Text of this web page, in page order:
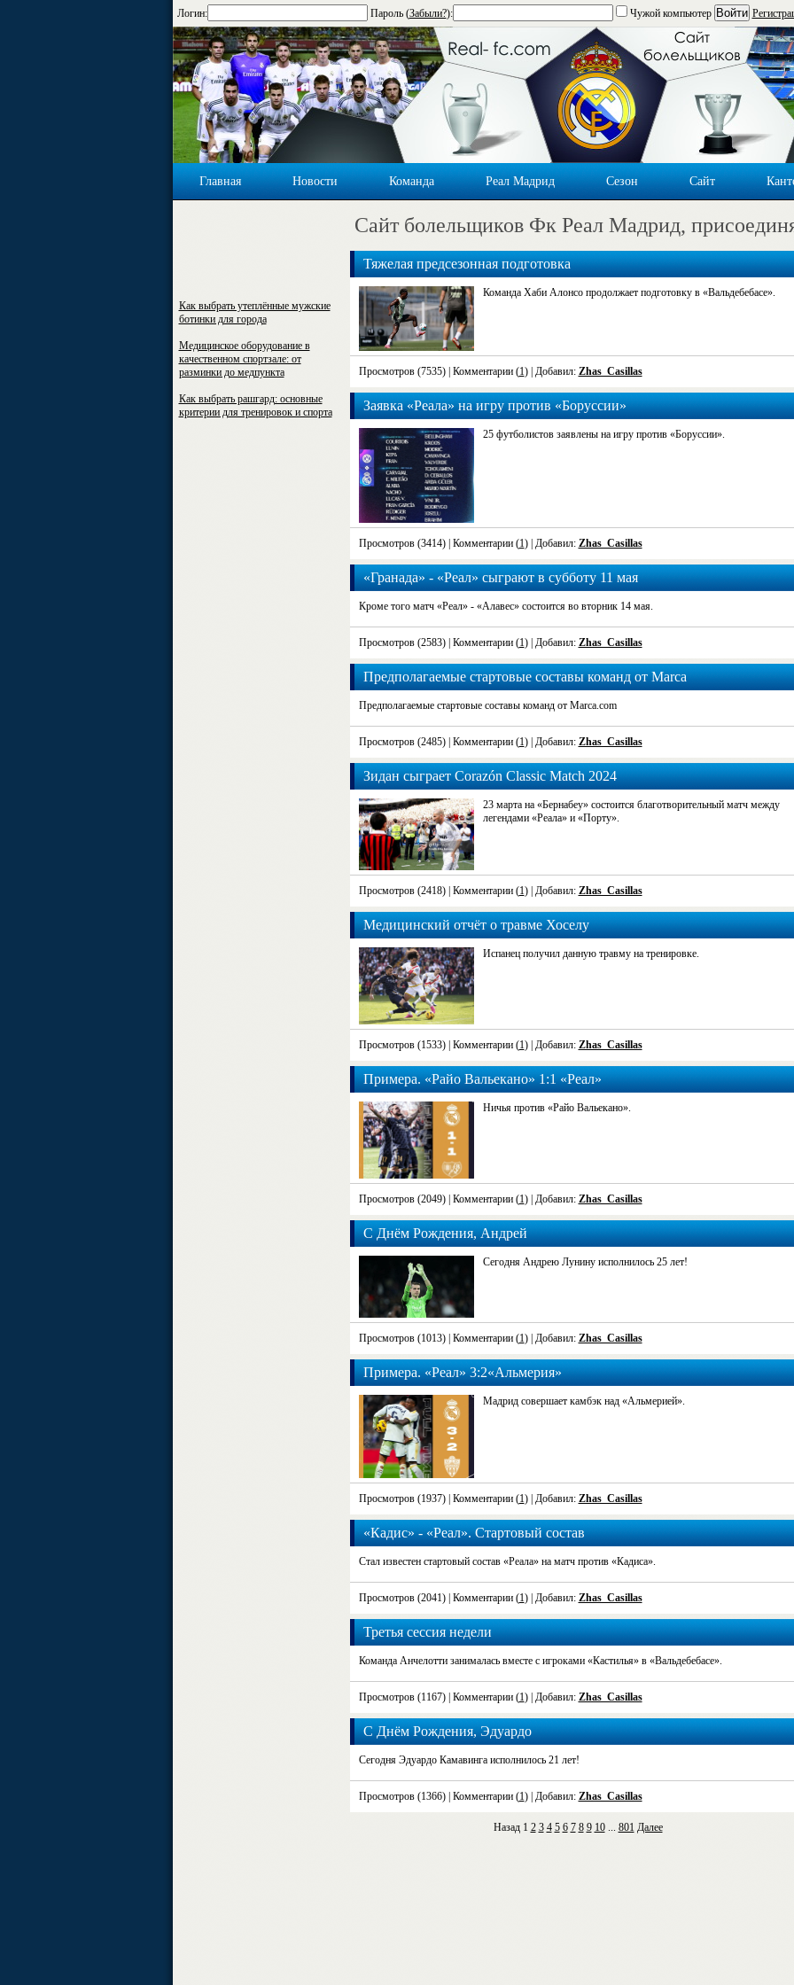
Логин: Пароль (Забыли?): Чужой компьютер Войти
Главная Новости Команда Реал Мадрид Сезон Сайт
Cайт болельщиков Фк Реал Мадрид,
Как выбрать утеплённые мужские
ботинки для города
Медицинское оборудование в
качественном спортзале: от
разминки до медпункта
Как выбрать рашгард: основные
критерии для тренировок и спорта
Тяжелая предсезонная подготовка
Команда Хаби Алонсо продолжает подготовку в «Вальдебебасе».
Просмотров (7535) | Комментарии (1) | Добавил: Zhas_Casillas
Заявка «Реала» на игру против «Боруссии»
25 футболистов заявлены на игру против «Боруссии».
Просмотров (3414) | Комментарии (1) | Добавил: Zhas_Casillas
«Гранада» - «Реал» сыграют в субботу 11 мая
Кроме того матч «Реал» - «Алавес» состоится во вторник 14 мая.
Просмотров (2583) | Комментарии (1) | Добавил: Zhas_Casillas
Предполагаемые стартовые составы команд от Marca
Предполагаемые стартовые составы команд от Marca.com
Просмотров (2485) | Комментарии (1) | Добавил: Zhas_Casillas
Зидан сыграет Corazón Classic Match 2024
23 марта на «Бернабеу» состоится благотворительный матч между
легендами «Реала» и «Порту».
Просмотров (2418) | Комментарии (1) | Добавил: Zhas_Casillas
Медицинский отчёт о травме Хоселу
Испанец получил данную травму на тренировке.
Просмотров (1533) | Комментарии (1) | Добавил: Zhas_Casillas
Примера. «Райо Вальекано» 1:1 «Реал»
Ничья против «Райо Вальекано».
Просмотров (2049) | Комментарии (1) | Добавил: Zhas_Casillas
С Днём Рождения, Андрей
Сегодня Андрею Лунину исполнилось 25 лет!
Просмотров (1013) | Комментарии (1) | Добавил: Zhas_Casillas
Примера. «Реал» 3:2«Альмерия»
Мадрид совершает камбэк над «Альмерией».
Просмотров (1937) | Комментарии (1) | Добавил: Zhas_Casillas
«Кадис» - «Реал». Стартовый состав
Стал известен стартовый состав «Реала» на матч против «Кадиса».
Просмотров (2041) | Комментарии (1) | Добавил: Zhas_Casillas
Третья сессия недели
Команда Анчелотти занималась вместе с игроками «Кастилья» в «Вальдебебасе».
Просмотров (1167) | Комментарии (1) | Добавил: Zhas_Casillas
С Днём Рождения, Эдуардо
Сегодня Эдуардо Камавинга исполнилось 21 лет!
Просмотров (1366) | Комментарии (1) | Добавил: Zhas_Casillas
Назад 1 2 3 4 5 6 7 8 9 10 ... 801 Далее